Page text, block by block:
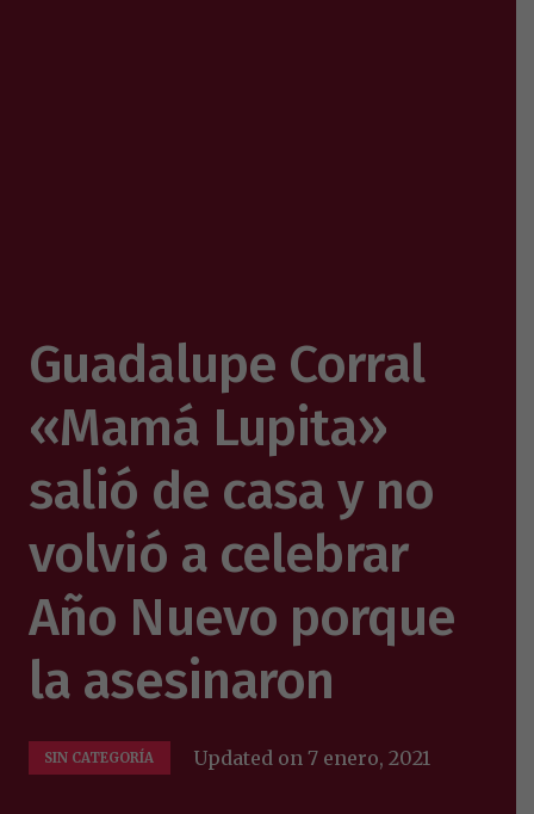
Guadalupe Corral
«Mamá Lupita»
salió de casa y no
volvió a celebrar
Año Nuevo porque
la asesinaron
SIN CATEGORÍA Updated on7 enero, 2021